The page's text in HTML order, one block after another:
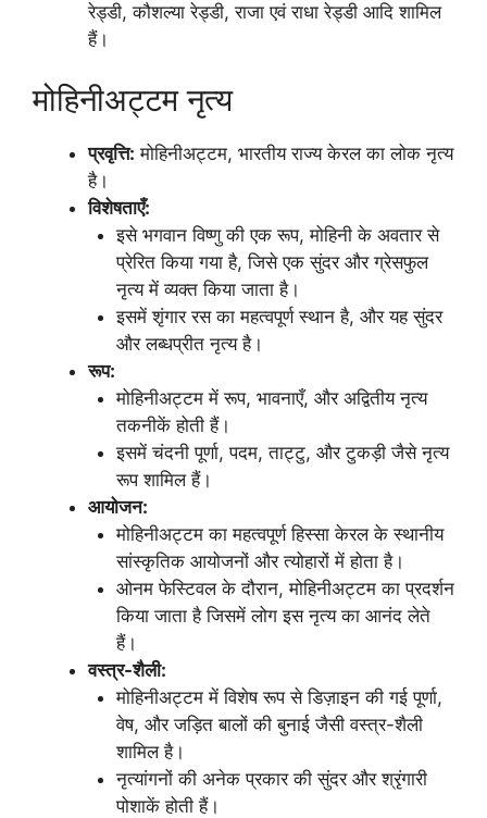
रेड्डी, कौशल्या रेड्डी, राजा एवं राधा रेड्डी आदि शामिल
हैं।
मोहिनीअट्टम नृत्य
प्रवृत्ति: मोहिनीअट्टम, भारतीय राज्य केरल का लोक नृत्य
है।
विशेषताएँ:
इसे भगवान विष्णु की एक रूप, मोहिनी के अवतार से
प्रेरित किया गया है, जिसे एक सुंदर और ग्रेसफुल
नृत्य में व्यक्त किया जाता है।
इसमें शृंगार रस का महत्वपूर्ण स्थान है, और यह सुंदर
और लब्धप्रीत नृत्य है।
रूप:
मोहिनीअट्टम में रूप, भावनाएँ, और अद्वितीय नृत्य
तकनीकें होती हैं।
इसमें चंदनी पूर्णा, पदम, ताट्टु, और टुकड़ी जैसे नृत्य
रूप शामिल हैं।
आयोजन:
मोहिनीअट्टम का महत्वपूर्ण हिस्सा केरल के स्थानीय
सांस्कृतिक आयोजनों और त्योहारों में होता है।
ओनम फेस्टिवल के दौरान, मोहिनीअट्टम का प्रदर्शन
किया जाता है जिसमें लोग इस नृत्य का आनंद लेते
हैं।
वस्त्र-शैली:
मोहिनीअट्टम में विशेष रूप से डिज़ाइन की गई पूर्णा,
वेष, और जड़ित बालों की बुनाई जैसी वस्त्र-शैली
शामिल है।
नृत्यांगनों की अनेक प्रकार की सुंदर और श्रृंगारी
पोशाकें होती हैं।